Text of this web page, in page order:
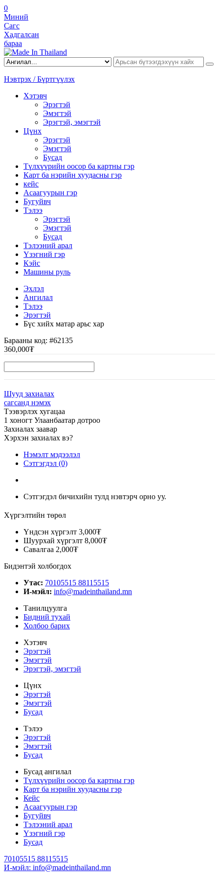
0
Миний
Сагс
Хадгалсан
бараа
Нэвтрэх / Бүртгүүлэх
Хэтэвч
Эрэгтэй
Эмэгтэй
Эрэгтэй, эмэгтэй
Цүнх
Эрэгтэй
Эмэгтэй
Бусад
Түлхүүрийн оосор ба картны гэр
Карт ба нэрийн хуудасны гэр
кейс
Асаагуурын гэр
Бугуйвч
Тэлээ
Эрэгтэй
Эмэгтэй
Бусад
Тэлээний арал
Үзэгний гэр
Кэйс
Машины руль
Эхлэл
Ангилал
Тэлээ
Эрэгтэй
Бүс хийх матар арьс хар
Барааны код: #62135
360,000₮
Шууд захиалах
сагсанд нэмэх
Тээвэрлэх хугацаа
1 хоногт Улаанбаатар дотроо
Захиалах заавар
Хэрхэн захиалах вэ?
Нэмэлт мэдээлэл
Сэтгэгдэл (0)
Сэтгэгдэл бичихийн тулд нэвтэрч орно уу.
Хүргэлтийн төрөл
Үндсэн хүргэлт 3,000₮
Шуурхай хүргэлт 8,000₮
Савалгаа 2,000₮
Бидэнтэй холбогдох
Утас: 70105515 88115515
И-мэйл: info@madeinthailand.mn
Танилцуулга
Бидний тухай
Холбоо барих
Хэтэвч
Эрэгтэй
Эмэгтэй
Эрэгтэй, эмэгтэй
Цүнх
Эрэгтэй
Эмэгтэй
Бусад
Тэлээ
Эрэгтэй
Эмэгтэй
Бусад
Бусад ангилал
Түлхүүрийн оосор ба картны гэр
Карт ба нэрийн хуудасны гэр
Кейс
Асаагуурын гэр
Бугуйвч
Тэлээний арал
Үзэгний гэр
Бусад
70105515 88115515
И-мэйл: info@madeinthailand.mn